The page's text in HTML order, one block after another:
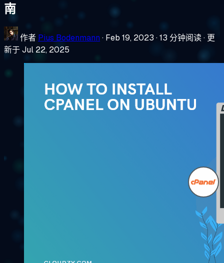
南
作者 Pius Bodenmann · Feb 19, 2023 ·13 分钟阅读· 更
新于 Jul 22, 2025